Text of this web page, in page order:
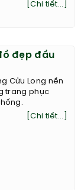
[Chi tiết...]
đẹp đầu
Cửu Long nền
trang phục
[Chi tiết...]